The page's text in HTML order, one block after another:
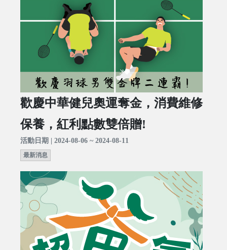
歡慶中華健兒奧運奪金，消費維修
保養，紅利點數雙倍贈!
活動日期 | 2024-08-06 ~ 2024-08-11
最新消息